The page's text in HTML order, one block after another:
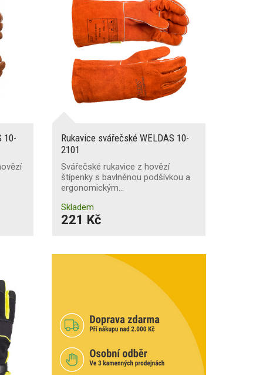
10-
Rukavice svářečské WELDAS 10-
2101
Svářečské rukavice z hovězí
štípenky s bavlněnou podšívkou a
ergonomickým…
Skladem
221 Kč